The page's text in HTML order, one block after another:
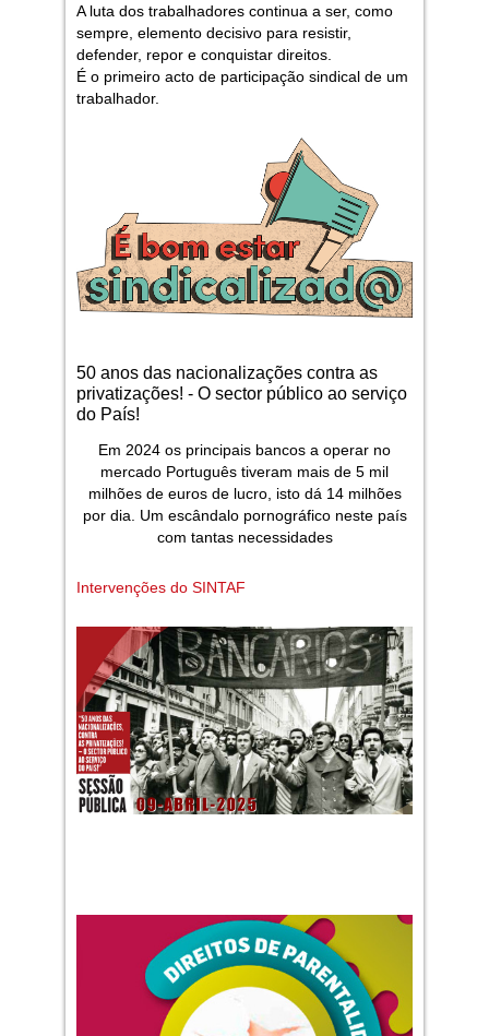
A luta dos trabalhadores continua a ser, como
sempre, elemento decisivo para resistir,
defender, repor e conquistar direitos.
É o primeiro acto de participação sindical de um
trabalhador.
50 anos das nacionalizações contra as
privatizações! - O sector público ao serviço
do País!
Em 2024 os principais bancos a operar no
mercado Português tiveram mais de 5 mil
milhões de euros de lucro, isto dá 14 milhões
por dia. Um escândalo pornográfico neste país
com tantas necessidades
Intervenções do SINTAF